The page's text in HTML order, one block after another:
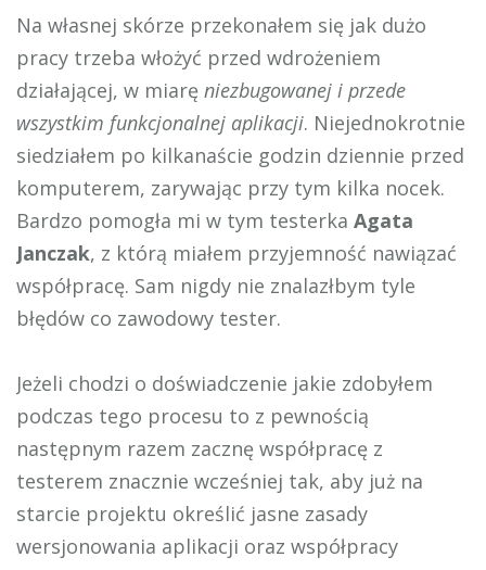
Na własnej skórze przekonałem się jak dużo
pracy trzeba włożyć przed wdrożeniem
działającej, w miarę niezbugowanej i przede
wszystkim funkcjonalnej aplikacji. Niejednokrotnie
siedziałem po kilkanaście godzin dziennie przed
komputerem, zarywając przy tym kilka nocek.
Bardzo pomogła mi w tym testerka Agata
Janczak, z którą miałem przyjemność nawiązać
współpracę. Sam nigdy nie znalazłbym tyle
błędów co zawodowy tester.
Jeżeli chodzi o doświadczenie jakie zdobyłem
podczas tego procesu to z pewnością
następnym razem zacznę współpracę z
testerem znacznie wcześniej tak, aby już na
starcie projektu określić jasne zasady
wersjonowania aplikacji oraz współpracy